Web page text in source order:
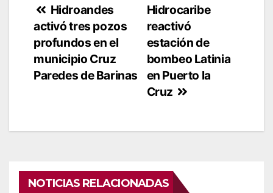
Navegación
de
entradas
Hidrocaribe
reactivó
estación de
bombeo Latinia
en Puerto la
Cruz
Hidroandes
activó tres pozos
profundos en el
municipio Cruz
Paredes de Barinas
NOTICIAS RELACIONADAS